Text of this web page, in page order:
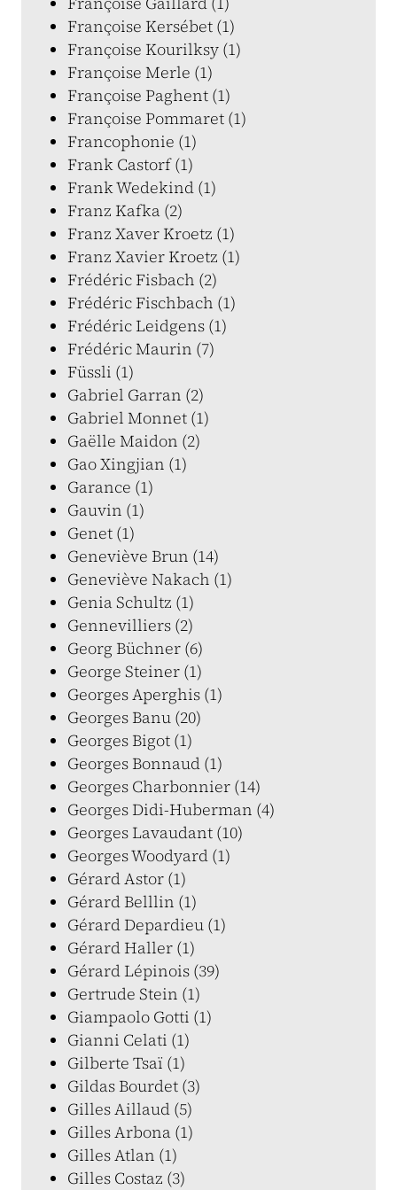
Françoise Kersébet (1)
Françoise Kourilksy (1)
Françoise Merle (1)
Françoise Paghent (1)
Françoise Pommaret (1)
Francophonie (1)
Frank Castorf (1)
Frank Wedekind (1)
Franz Kafka (2)
Franz Xaver Kroetz (1)
Franz Xavier Kroetz (1)
Frédéric Fisbach (2)
Frédéric Fischbach (1)
Frédéric Leidgens (1)
Frédéric Maurin (7)
Füssli (1)
Gabriel Garran (2)
Gabriel Monnet (1)
Gaëlle Maidon (2)
Gao Xingjian (1)
Garance (1)
Gauvin (1)
Genet (1)
Geneviève Brun (14)
Geneviève Nakach (1)
Genia Schultz (1)
Gennevilliers (2)
Georg Büchner (6)
George Steiner (1)
Georges Aperghis (1)
Georges Banu (20)
Georges Bigot (1)
Georges Bonnaud (1)
Georges Charbonnier (14)
Georges Didi-Huberman (4)
Georges Lavaudant (10)
Georges Woodyard (1)
Gérard Astor (1)
Gérard Belllin (1)
Gérard Depardieu (1)
Gérard Haller (1)
Gérard Lépinois (39)
Gertrude Stein (1)
Giampaolo Gotti (1)
Gianni Celati (1)
Gilberte Tsaï (1)
Gildas Bourdet (3)
Gilles Aillaud (5)
Gilles Arbona (1)
Gilles Atlan (1)
Gilles Costaz (3)